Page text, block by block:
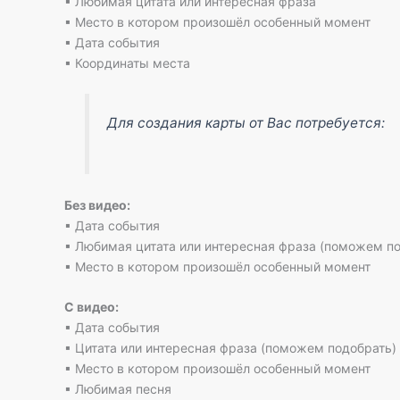
▪ Место в котором произошёл особенный момент
▪ Дата события
▪ Координаты места
Для создания карты от Вас потребуется:
Без видео:
▪ Дата события
▪ Любимая цитата или интересная фраза (поможем
▪ Место в котором произошёл особенный момент
С видео:
▪ Дата события
▪ Цитата или интересная фраза (поможем подобрать)
▪ Место в котором произошёл особенный момент
▪ Любимая песня